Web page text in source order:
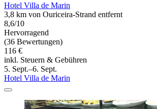
Hotel Villa de Marin
3,8 km von Ouriceira-Strand entfernt
8,6/10
Hervorragend
(36 Bewertungen)
116 €
inkl. Steuern & Gebühren
5. Sept.–6. Sept.
Hotel Villa de Marin